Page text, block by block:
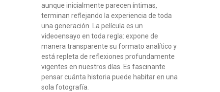
aunque inicialmente parecen íntimas,
terminan reflejando la experiencia de toda
una generación. La película es un
videoensayo en toda regla: expone de
manera transparente su formato analítico y
está repleta de reflexiones profundamente
vigentes en nuestros días. Es fascinante
pensar cuánta historia puede habitar en una
sola fotografía.